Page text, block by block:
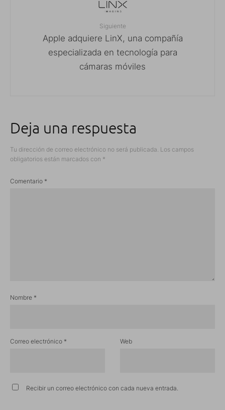
Siguiente
Apple adquiere LinX, una compañía
especializada en tecnología para
cámaras móviles
Deja una respuesta
Tu dirección de correo electrónico no será publicada. Los campos
obligatorios están marcados con *
Comentario *
Nombre *
Correo electrónico * Web
Recibir un correo electrónico con cada nueva entrada.